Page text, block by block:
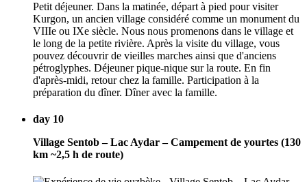
Petit déjeuner. Dans la matinée, départ à pied pour visiter
Kurgon, un ancien village considéré comme un monument du
VIIIe ou IXe siècle. Nous nous promenons dans le village et
le long de la petite rivière. Après la visite du village, vous
pouvez découvrir de vieilles marches ainsi que d'anciens
pétroglyphes. Déjeuner pique-nique sur la route. En fin
d'après-midi, retour chez la famille. Participation à la
préparation du dîner. Dîner avec la famille.
day 10
Village Sentob – Lac Aydar – Campement de yourtes (130
km ~2,5 h de route)